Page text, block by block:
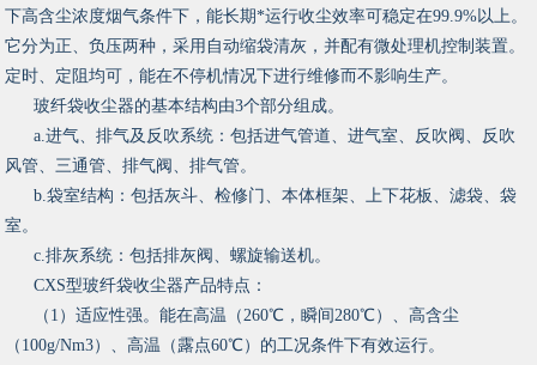
下高含尘浓度烟气条件下，能长期*运行收尘效率可稳定在99.9%以上。
它分为正、负压两种，采用自动缩袋清灰，并配有微处理机控制装置。
定时、定阻均可，能在不停机情况下进行维修而不影响生产。
玻纤袋收尘器的基本结构由3个部分组成。
a.进气、排气及反吹系统：包括进气管道、进气室、反吹阀、反吹
风管、三通管、排气阀、排气管。
b.袋室结构：包括灰斗、检修门、本体框架、上下花板、滤袋、袋
室。
c.排灰系统：包括排灰阀、螺旋输送机。
CXS型玻纤袋收尘器产品特点：
（1）适应性强。能在高温（260℃，瞬间280℃）、高含尘
（100g/Nm3）、高温（露点60℃）的工况条件下有效运行。